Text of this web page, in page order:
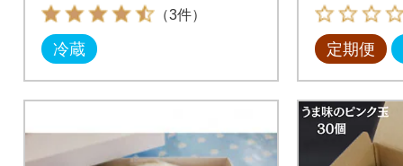
（3件）
冷蔵 定期便